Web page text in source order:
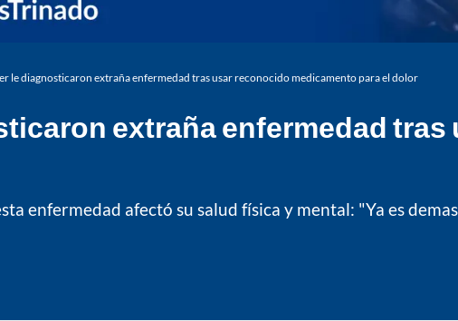
le diagnosticaron extraña enfermedad tras usar reconocido medicamento para el dolor
extraña enfermedad
enfermedad afectó su salud física y mental: "Ya es